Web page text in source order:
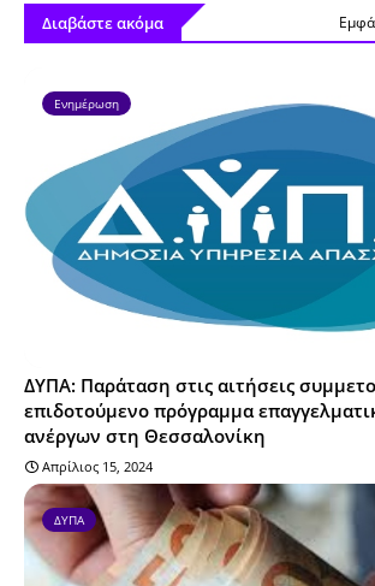
Διαβάστε ακόμα
Ενημέρωση
ΔΥΠΑ: Παράταση στις αιτήσεις
επιδοτούμενο πρόγραμμα
ανέργων στη Θεσσαλονίκη
Απρίλιος 15, 2024
ΔΥΠΑ